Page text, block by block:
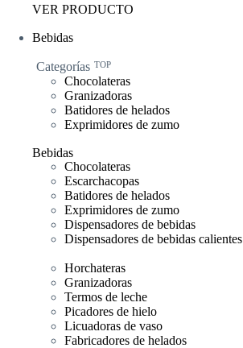
VER PRODUCTO
Bebidas
Categorías TOP
Chocolateras
Granizadoras
Batidores de helados
Exprimidores de zumo
Bebidas
Chocolateras
Escarchacopas
Batidores de helados
Exprimidores de zumo
Dispensadores de bebidas
Dispensadores de bebidas calientes
Horchateras
Granizadoras
Termos de leche
Picadores de hielo
Licuadoras de vaso
Fabricadores de helados